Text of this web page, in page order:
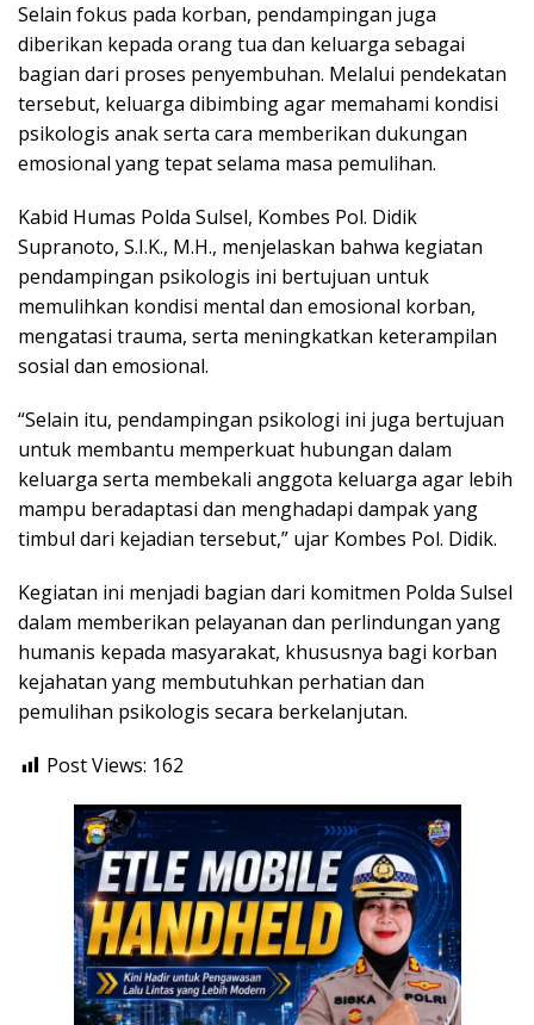
Selain fokus pada korban, pendampingan juga
diberikan kepada orang tua dan keluarga sebagai
bagian dari proses penyembuhan. Melalui pendekatan
tersebut, keluarga dibimbing agar memahami kondisi
psikologis anak serta cara memberikan dukungan
emosional yang tepat selama masa pemulihan.
Kabid Humas Polda Sulsel, Kombes Pol. Didik
Supranoto, S.I.K., M.H., menjelaskan bahwa kegiatan
pendampingan psikologis ini bertujuan untuk
memulihkan kondisi mental dan emosional korban,
mengatasi trauma, serta meningkatkan keterampilan
sosial dan emosional.
“Selain itu, pendampingan psikologi ini juga bertujuan
untuk membantu memperkuat hubungan dalam
keluarga serta membekali anggota keluarga agar lebih
mampu beradaptasi dan menghadapi dampak yang
timbul dari kejadian tersebut,” ujar Kombes Pol. Didik.
Kegiatan ini menjadi bagian dari komitmen Polda Sulsel
dalam memberikan pelayanan dan perlindungan yang
humanis kepada masyarakat, khususnya bagi korban
kejahatan yang membutuhkan perhatian dan
pemulihan psikologis secara berkelanjutan.
Post Views: 162